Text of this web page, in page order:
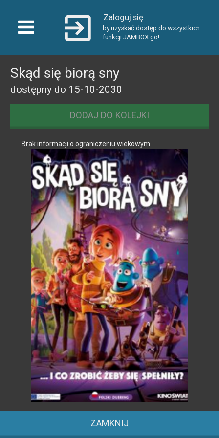
Zaloguj się
by uzyskać dostęp do wszystkich
funkcji JAMBOX go!
Odległa Kraina
Po tajemniczym wypadku samolotu chłopiec
niespodziewanie budzi się samotnie na
nieznanej wyspie, zamieszkanej przez kilka
zwierząt i giganta, który za nim podąża.
Brak informacji o ograniczeniu wiekowym
DODAJ DO KOLEJKI
O czym marzą zwierzęta
W odległym zakątku Ziemi, z dala od oczu
Skąd się biorą sny
dostępny do 15-10-2030
DODAJ DO KOLEJKI
Brak informacji o ograniczeniu wiekowym
Spokojne życie Minny komplikuje się, kiedy
ZAMKNIJ